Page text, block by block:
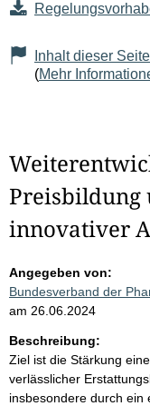
Inhalt dieser
(Mehr
Preisbildung
innovativer
Angegeben von:
Bundesverband der
am 26.06.2024
Beschreibung:
Ziel ist die Stärkung
verlässlicher
insbesondere durch ein